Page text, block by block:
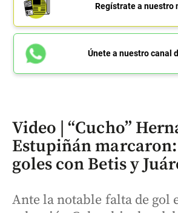
Regístrate a nuestro
Únete a nuestro canal
Video | “Cucho”
Estupiñán marcaron:
goles con Betis y
Ante la notable falta de gol